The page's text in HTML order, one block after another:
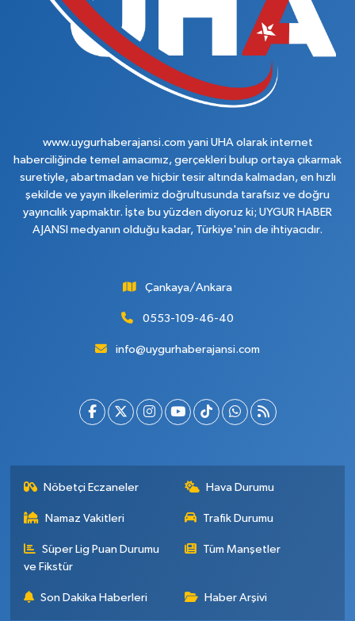
www.uygurhaberajansi.com yani UHA olarak internet
haberciliğinde temel amacımız, gerçekleri bulup ortaya çıkarmak
suretiyle, abartmadan ve hiçbir tesir altında kalmadan, en hızlı
şekilde ve yayın ilkelerimiz doğrultusunda tarafsız ve doğru
yayıncılık yapmaktır. İşte bu yüzden diyoruz ki; UYGUR HABER
AJANSI medyanın olduğu kadar, Türkiye'nin de ihtiyacıdır.
Çankaya/Ankara
0553-109-46-40
info@uygurhaberajansi.com
Nöbetçi Eczaneler Hava Durumu
Namaz Vakitleri Trafik Durumu
Süper Lig Puan Durumu
ve Fikstür
Tüm Manşetler
Son Dakika Haberleri Haber Arşivi